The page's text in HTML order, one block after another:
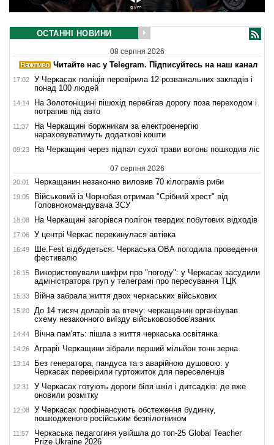
ОСТАННІ НОВИНИ
08 серпня 2026
Читайте нас у Telegram. Підписуйтесь на наш канал
17:02
У Черкасах поліція перевірила 12 розважальних закладів і
понад 100 людей
14:14
На Золотоніщині пішохід перебігав дорогу поза переходом і
потрапив під авто
11:37
На Черкащині боржникам за електроенергію
нараховуватимуть додаткові кошти
09:23 На Черкащині через підпал сухої трави вогонь пошкодив ліс
07 серпня 2026
20:01 Черкащанин незаконно виловив 70 кілограмів риби
19:05
Військовий із Чорнобая отримав "Срібний хрест" від
Головнокомандувача ЗСУ
18:08 На Черкащині загорівся полігон твердих побутових відходів
17:06 У центрі Черкас перекинулася автівка
16:49
Ше.Fest відбудеться: Черкаська ОВА погодила проведення
фестивалю
16:15
Використовували шифри про "погоду": у Черкасах засудили
адміністратора груп у телеграмі про пересування ТЦК
15:33 Війна забрала життя двох черкаських військових
15:20
До 14 тисяч доларів за втечу: черкащанин організував
схему незаконного виїзду військовозобов'язаних
14:44 Вічна пам'ять: пішла з життя черкаська освітянка
14:26 Аграрії Черкащини зібрали перший мільйон тонн зерна
13:14
Без генератора, пандуса та з аварійною душовою: у
Черкасах перевірили гуртожиток для переселенців
12:31
У Черкасах готують дороги біля шкіл і дитсадків: де вже
оновили розмітку
12:08
У Черкасах профінансують обстеження будинку,
пошкодженого російським безпілотником
11:57
Черкаська педагогиня увійшла до топ-25 Global Teacher
Prize Ukraine 2026